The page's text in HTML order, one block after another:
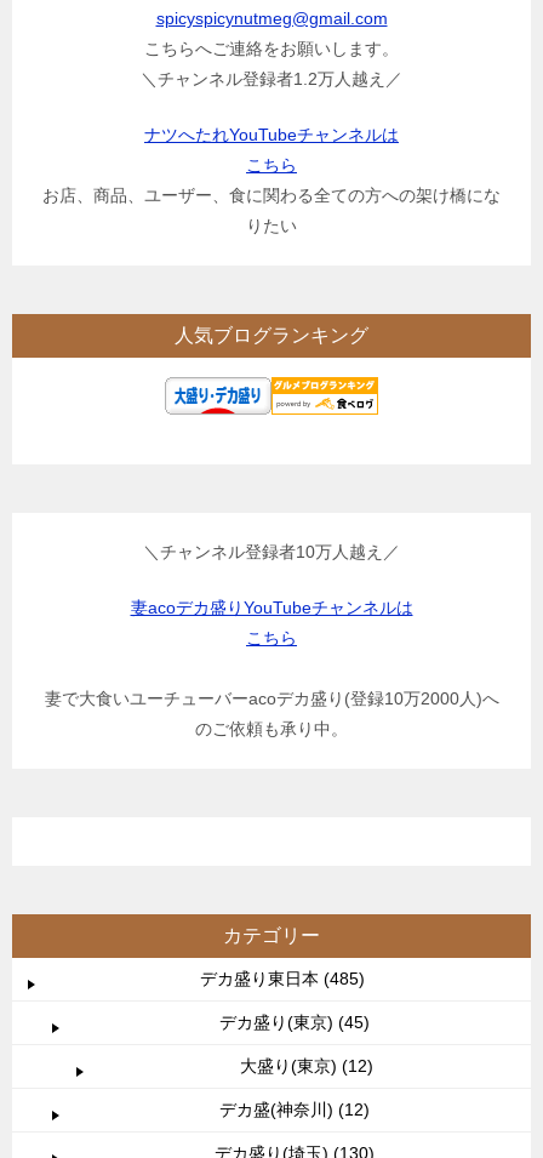
spicyspicynutmeg@gmail.com
こちらへご連絡をお願いします。
＼チャンネル登録者1.2万人越え／
ナツへたれYouTubeチャンネルは
こちら
お店、商品、ユーザー、食に関わる全ての方への架け橋にな
りたい
人気ブログランキング
＼チャンネル登録者10万人越え／
妻acoデカ盛りYouTubeチャンネルは
こちら
妻で大食いユーチューバーacoデカ盛り(登録10万2000人)へ
のご依頼も承り中。
カテゴリー
デカ盛り東日本 (485)
デカ盛り(東京) (45)
大盛り(東京) (12)
デカ盛(神奈川) (12)
デカ盛り(埼玉) (130)